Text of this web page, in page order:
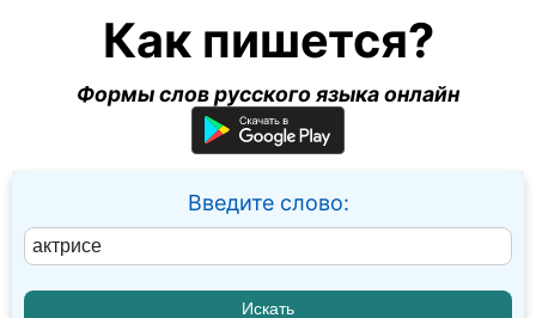
Как пишется?
Формы слов русского языка онлайн
Введите слово: